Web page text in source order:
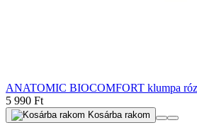
ANATOMIC BIOCOMFORT klumpa
5 990 Ft
Kosárba rakom